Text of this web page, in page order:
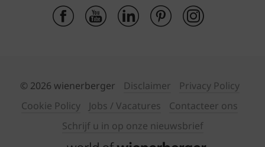
© 2026 wienerberger Disclaimer
Privacy Policy
Cookie Policy
Jobs / Vacatures
Contacteer ons
Schrijf u in op onze nieuwsbrief